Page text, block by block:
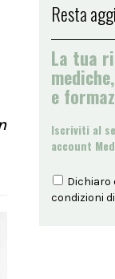
Resta
La tua
e
Iscriviti al
account
Dichiaro
condizioni di